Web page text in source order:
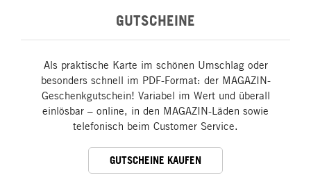
GUTSCHEINE
Als praktische Karte im schönen Umschlag oder
besonders schnell im PDF-Format: der MAGAZIN-
Geschenkgutschein! Variabel im Wert und überall
einlösbar – online, in den MAGAZIN-Läden sowie
telefonisch beim Customer Service.
GUTSCHEINE KAUFEN